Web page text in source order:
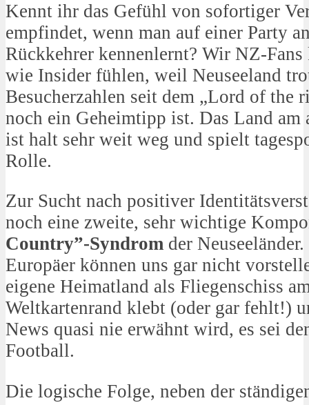
Kennt ihr das Gefühl von sofortiger
empfindet, wenn man auf einer Party
Rückkehrer kennenlernt? Wir NZ-
wie Insider fühlen, weil Neuseeland
Besucherzahlen seit dem „Lord of the
noch ein Geheimtipp ist. Das Land am
ist halt sehr weit weg und spielt
Rolle.
Zur Sucht nach positiver
noch eine zweite, sehr wichtige
Country”-Syndrom der
Europäer können uns gar nicht
eigene Heimatland als Fliegenschiss
Weltkartenrand klebt (oder gar fehlt!)
News quasi nie erwähnt wird, es sei
Football.
Die logische Folge, neben der